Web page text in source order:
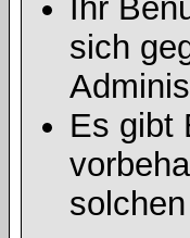
Ihr
sich
Es gibt